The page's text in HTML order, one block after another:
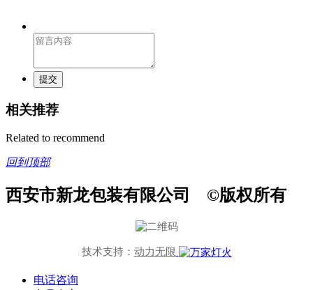
提交
相关推荐
Related to recommend
回到顶部
西安市新龙包装有限公司 ©版权所有
技术支持： 动力无限
电话咨询